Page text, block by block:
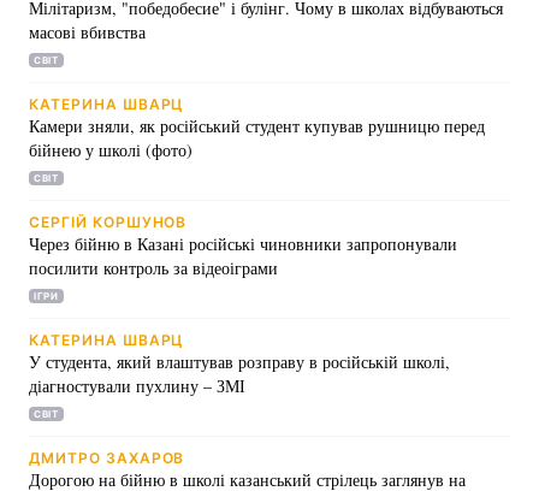
Тема оформлення
Мілітаризм, "победобесие" і булінг. Чому в школах відбуваються
масові вбивства
СВІТ
КАТЕРИНА ШВАРЦ
Камери зняли, як російський студент купував рушницю перед
бійнею у школі (фото)
СВІТ
СЕРГІЙ КОРШУНОВ
Через бійню в Казані російські чиновники запропонували
посилити контроль за відеоіграми
ІГРИ
КАТЕРИНА ШВАРЦ
У студента, який влаштував розправу в російській школі,
діагностували пухлину – ЗМІ
СВІТ
ДМИТРО ЗАХАРОВ
Дорогою на бійню в школі казанський стрілець заглянув на